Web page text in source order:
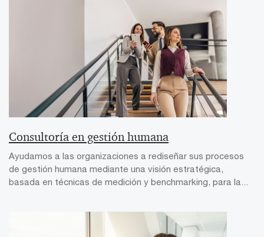
Consultoría en gestión humana
Ayudamos a las organizaciones a rediseñar sus procesos
de gestión humana mediante una visión estratégica,
basada en técnicas de medición y benchmarking, para la...